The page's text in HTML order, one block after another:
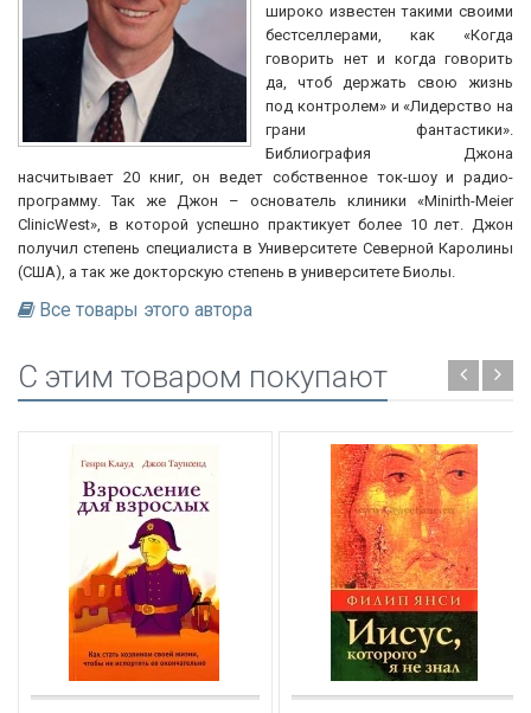
широко известен такими своими
бестселлерами, как «Когда
говорить нет и когда говорить
да, чтоб держать свою жизнь
под контролем» и «Лидерство на
грани фантастики».
Библиография Джона
насчитывает 20 книг, он ведет собственное ток-шоу и радио-
программу. Так же Джон – основатель клиники «Minirth-Meier
ClinicWest», в которой успешно практикует более 10 лет. Джон
получил степень специалиста в Университете Северной Каролины
(США), а так же докторскую степень в университете Биолы.
Все товары этого автора
C этим товаром покупают